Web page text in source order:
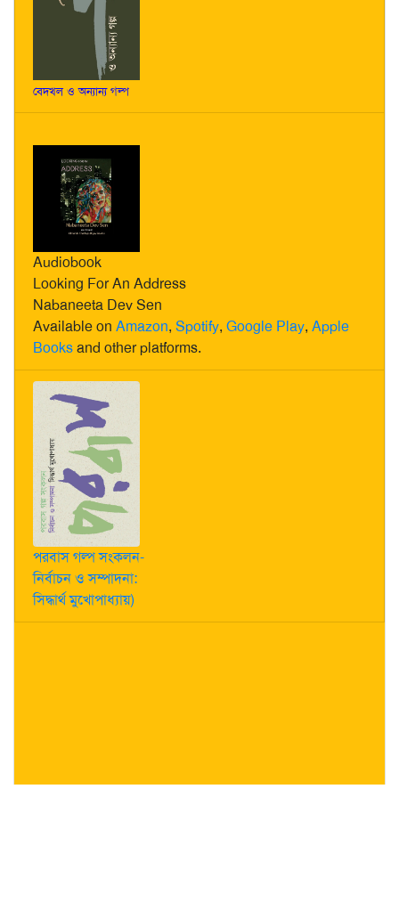
বেদখল ও অন্যান্য গল্প
Audiobook
Looking For An Address
Nabaneeta Dev Sen
Available on Amazon, Spotify, Google Play, Apple
Booksand other platforms.
পরবাস গল্প সংকলন-
নির্বাচন ও সম্পাদনা:
সিদ্ধার্থ মুখোপাধ্যায়)